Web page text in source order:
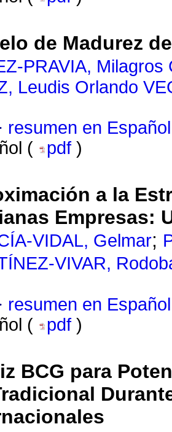
de Madurez
PRAVIA, Milagros
Leudis Orlando
· resumen en Español
(
pdf )
a la
Empresas:
VIDAL, Gelmar;
VIVAR,
· resumen en Español
(
pdf )
BCG para